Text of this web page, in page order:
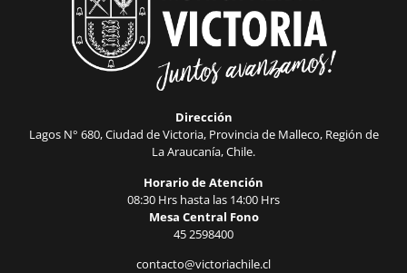
Dirección
Lagos N° 680, Ciudad de Victoria, Provincia de Malleco, Región de
La Araucanía, Chile.
Horario de Atención
08:30 Hrs hasta las 14:00 Hrs
Mesa Central Fono
45 2598400
contacto@victoriachile.cl